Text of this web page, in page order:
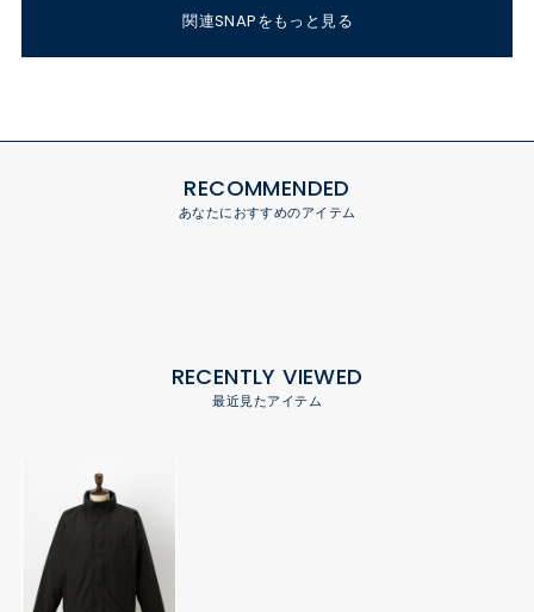
関連SNAPをもっと見る
RECOMMENDED
あなたにおすすめのアイテム
RECENTLY VIEWED
最近見たアイテム